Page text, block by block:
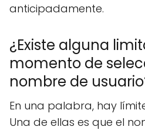
anticipadamente.
¿Existe alguna
momento de
nombre de
En una palabra, hay
Una de ellas es que el